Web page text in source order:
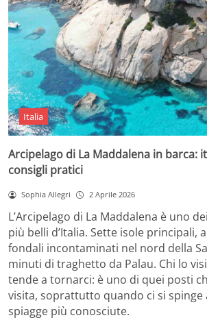
Italia
Arcipelago di La Maddalena in barca:
consigli pratici
Sophia Allegri 2 Aprile 2026
L’Arcipelago di La Maddalena è uno
più belli d’Italia. Sette isole principali,
fondali incontaminati nel nord della
minuti di traghetto da Palau. Chi lo
tende a tornarci: è uno di quei posti
visita, soprattutto quando ci si spinge
spiagge più conosciute.